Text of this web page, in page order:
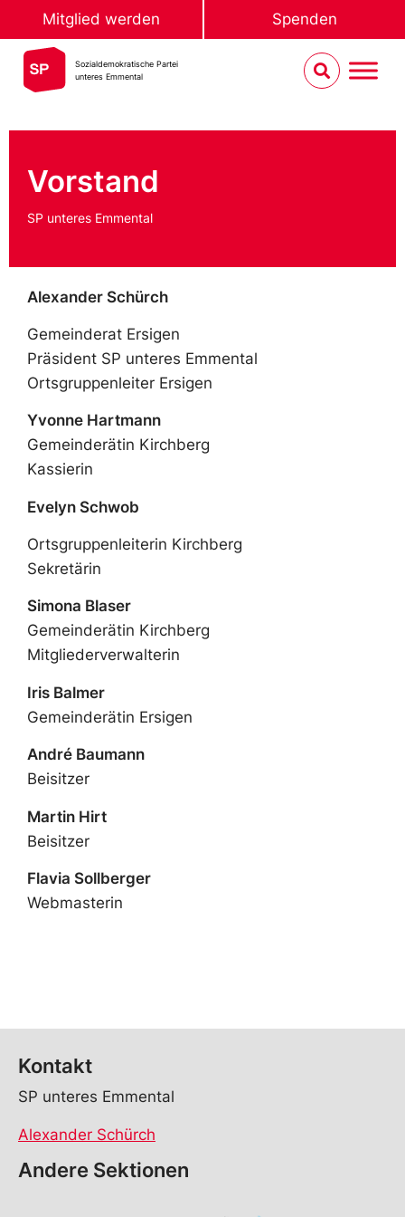
Mitglied werden Spenden
Sozialdemokratische Partei
unteres Emmental
Vorstand
SP unteres Emmental
Alexander Schürch
Gemeinderat Ersigen
Präsident SP unteres Emmental
Ortsgruppenleiter Ersigen
Yvonne Hartmann
Gemeinderätin Kirchberg
Kassierin
Evelyn Schwob
Ortsgruppenleiterin Kirchberg
Sekretärin
Simona Blaser
Gemeinderätin Kirchberg
Mitgliederverwalterin
Iris Balmer
Gemeinderätin Ersigen
André Baumann
Beisitzer
Martin Hirt
Beisitzer
Flavia Sollberger
Webmasterin
Kontakt
SP unteres Emmental
Alexander Schürch
Andere Sektionen